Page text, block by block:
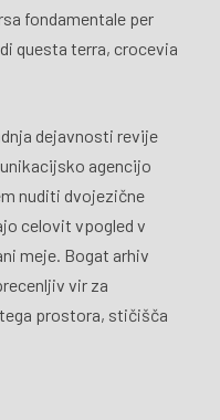
fondamentale per
questa terra, crocevia
dejavnosti revije
agencijo
nuditi dvojezične
celovit vpogled v
meje. Bogat arhiv
vir za
prostora, stičišča